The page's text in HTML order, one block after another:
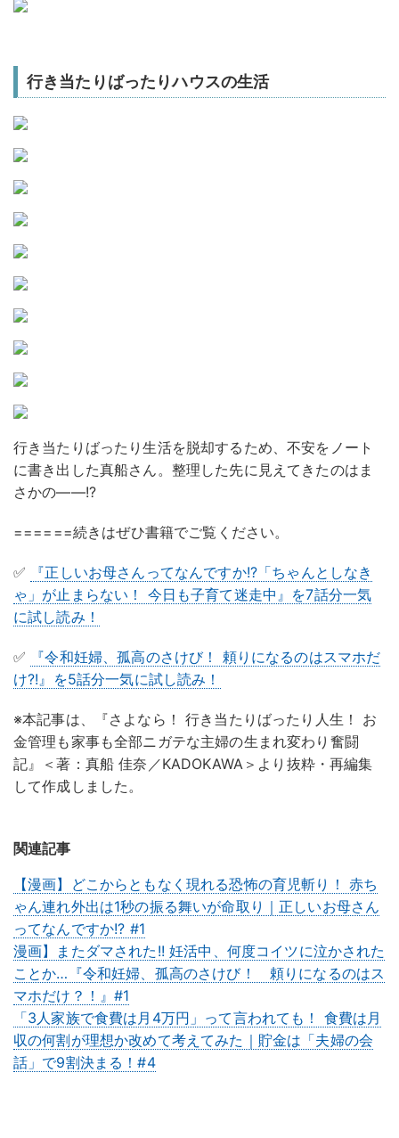
行き当たりばったりハウスの生活
行き当たりばったり生活を脱却するため、不安をノート
に書き出した真船さん。整理した先に見えてきたのはま
さかの——!?
======続きはぜひ書籍でご覧ください。
✅
『正しいお母さんってなんですか!?「ちゃんとしなき
ゃ」が止まらない！ 今日も子育て迷走中』を7話分一気
に試し読み！
✅
『令和妊婦、孤高のさけび！ 頼りになるのはスマホだ
け?!』を5話分一気に試し読み！
※本記事は、『さよなら！ 行き当たりばったり人生！ お
金管理も家事も全部ニガテな主婦の生まれ変わり奮闘
記』＜著：真船 佳奈／KADOKAWA＞より抜粋・再編集
して作成しました。
関連記事
【漫画】どこからともなく現れる恐怖の育児斬り！ 赤ち
ゃん連れ外出は1秒の振る舞いが命取り｜正しいお母さん
ってなんですか!? #1
漫画】またダマされた!! 妊活中、何度コイツに泣かされた
ことか…『令和妊婦、孤高のさけび！ 頼りになるのはス
マホだけ？！』#1
「3人家族で食費は月4万円」って言われても！ 食費は月
収の何割が理想か改めて考えてみた｜貯金は「夫婦の会
話」で9割決まる！#4